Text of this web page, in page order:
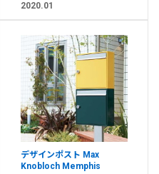
2020.01
デザインポスト Max
Knobloch Memphis